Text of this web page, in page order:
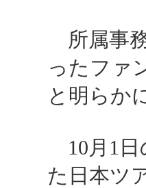
所属事
ったファ
と明らか
10月1日
た日本ツ